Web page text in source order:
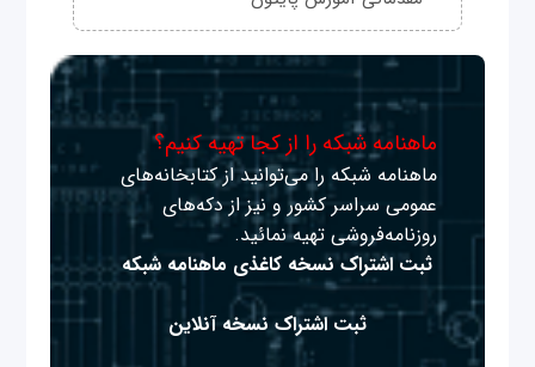
ماهنامه شبکه را از کجا تهیه کنیم؟
ماهنامه شبکه را می‌توانید از کتابخانه‌های
عمومی سراسر کشور و نیز از دکه‌های
روزنامه‌فروشی تهیه نمائید.
ثبت اشتراک نسخه کاغذی ماهنامه شبکه
ثبت اشتراک نسخه آنلاین